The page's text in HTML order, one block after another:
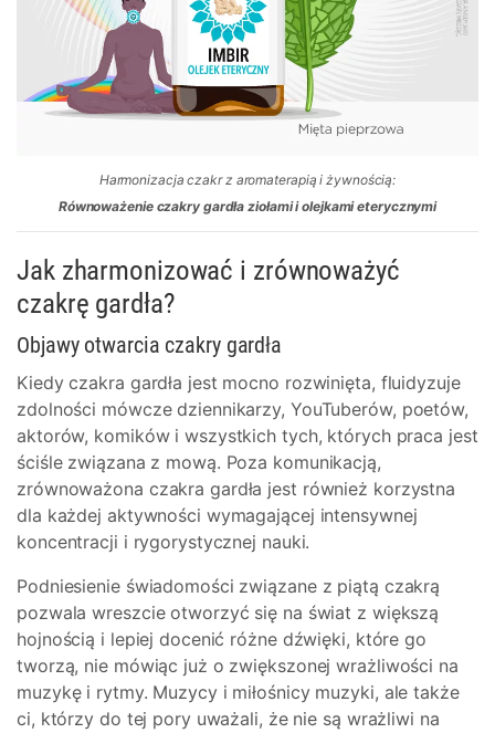
Harmonizacja czakr z aromaterapią i żywnością:
Równoważenie czakry gardła ziołami i olejkami eterycznymi
Jak zharmonizować i zrównoważyć
czakrę gardła?
Objawy otwarcia czakry gardła
Kiedy czakra gardła jest mocno rozwinięta, fluidyzuje
zdolności mówcze dziennikarzy, YouTuberów, poetów,
aktorów, komików i wszystkich tych, których praca jest
ściśle związana z mową. Poza komunikacją,
zrównoważona czakra gardła jest również korzystna
dla każdej aktywności wymagającej intensywnej
koncentracji i rygorystycznej nauki.
Podniesienie świadomości związane z piątą czakrą
pozwala wreszcie otworzyć się na świat z większą
hojnością i lepiej docenić różne dźwięki, które go
tworzą, nie mówiąc już o zwiększonej wrażliwości na
muzykę i rytmy. Muzycy i miłośnicy muzyki, ale także
ci, którzy do tej pory uważali, że nie są wrażliwi na